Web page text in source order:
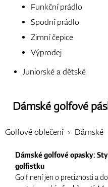
Funkční prádlo
Spodní prádlo
Zimní čepice
Výprodej
Juniorské a dětské
Dámské golfové
Golfové oblečení Dámské
Dámské golfové opasky:
golfistku
Golf není jen o preciznosti a